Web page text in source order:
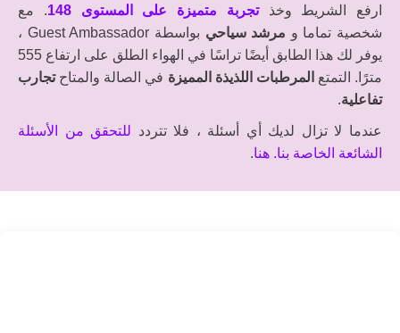
ارفع الشريط وخذتجربة متميزة على المستوى 148
. مع
شخصية تماما و مرشد سياحي
بواسطة Guest Ambassador ،
يوفر لك هذا الطابق أيضًا تراسًا في الهواء الطلق على ارتفاع 555
مترًا. التمتع المرطبات اللذيذة المميزة في الصالة والمتاحتجارب
تفاعلية.
عندما لا تزال لديك أي أسئلة ، فلا تتردد للتحقق من الأسئلة
الشائعة الخاصة بنا. هنا.